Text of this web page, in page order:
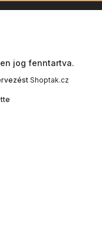
jog fenntartva.
Shoptak.cz